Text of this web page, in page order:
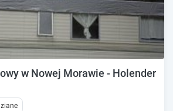
w Nowej Morawie - Holenderka